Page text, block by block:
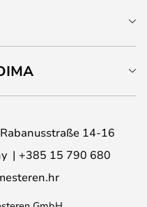
Rabanusstraße 14-16
+385 15 790 680